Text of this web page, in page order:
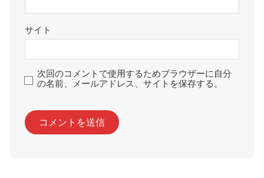
サイト
次回のコメントで使用するためブラウザーに自分
の名前、メールアドレス、サイトを保存する。